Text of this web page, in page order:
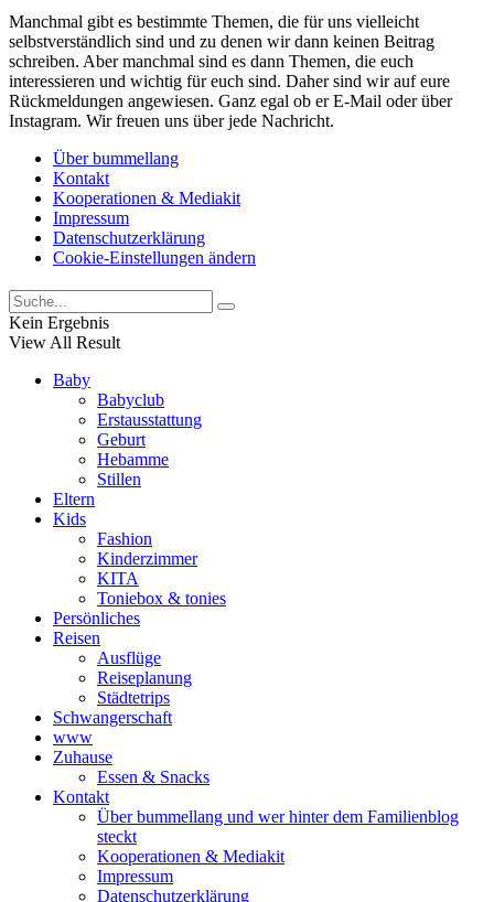
Manchmal gibt es bestimmte Themen, die für uns vielleicht
selbstverständlich sind und zu denen wir dann keinen Beitrag
schreiben. Aber manchmal sind es dann Themen, die euch
interessieren und wichtig für euch sind. Daher sind wir auf eure
Rückmeldungen angewiesen. Ganz egal ob er E-Mail oder über
Instagram. Wir freuen uns über jede Nachricht.
Über bummellang
Kontakt
Kooperationen & Mediakit
Impressum
Datenschutzerklärung
Cookie-Einstellungen ändern
Kein Ergebnis
View All Result
Baby
Babyclub
Erstausstattung
Geburt
Hebamme
Stillen
Eltern
Kids
Fashion
Kinderzimmer
KITA
Toniebox & tonies
Persönliches
Reisen
Ausflüge
Reiseplanung
Städtetrips
Schwangerschaft
www
Zuhause
Essen & Snacks
Kontakt
Über bummellang und wer hinter dem Familienblog
steckt
Kooperationen & Mediakit
Impressum
Datenschutzerklärung